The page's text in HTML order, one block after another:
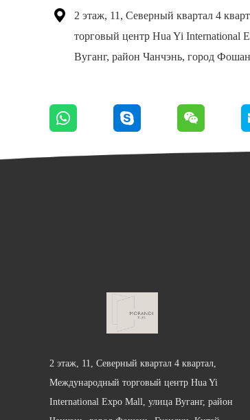

2 этаж, 11, Северный квартал 4
торговый центр Hua Yi International
Вуганг, район Чанчэнь, город
2 этаж, 11, Северный квартал 4 квартал,
Международный торговый центр Hua Yi
International Expo Mall, улица Вуганг, район